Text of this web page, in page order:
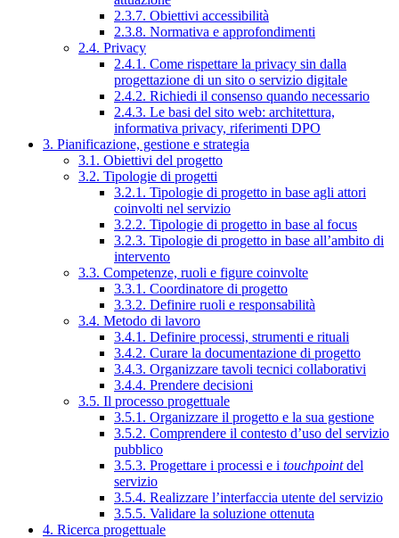
2.3.7. Obiettivi accessibilità
2.3.8. Normativa e approfondimenti
2.4. Privacy
2.4.1. Come rispettare la privacy sin dalla
progettazione di un sito o servizio digitale
2.4.2. Richiedi il consenso quando necessario
2.4.3. Le basi del sito web: architettura,
informativa privacy, riferimenti DPO
3. Pianificazione, gestione e strategia
3.1. Obiettivi del progetto
3.2. Tipologie di progetti
3.2.1. Tipologie di progetto in base agli attori
coinvolti nel servizio
3.2.2. Tipologie di progetto in base al focus
3.2.3. Tipologie di progetto in base all’ambito di
intervento
3.3. Competenze, ruoli e figure coinvolte
3.3.1. Coordinatore di progetto
3.3.2. Definire ruoli e responsabilità
3.4. Metodo di lavoro
3.4.1. Definire processi, strumenti e rituali
3.4.2. Curare la documentazione di progetto
3.4.3. Organizzare tavoli tecnici collaborativi
3.4.4. Prendere decisioni
3.5. Il processo progettuale
3.5.1. Organizzare il progetto e la sua gestione
3.5.2. Comprendere il contesto d’uso del servizio
pubblico
3.5.3. Progettare i processi e i touchpointdel
servizio
3.5.4. Realizzare l’interfaccia utente del servizio
3.5.5. Validare la soluzione ottenuta
4. Ricerca progettuale